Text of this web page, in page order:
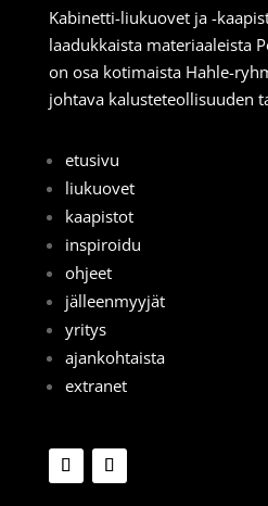
Kabinetti-liukuovet ja -
laadukkaista materiaaleista
on osa kotimaista Hahle-
johtava kalusteteollisuuden
etusivu
liukuovet
kaapistot
inspiroidu
ohjeet
jälleenmyyjät
yritys
ajankohtaista
extranet